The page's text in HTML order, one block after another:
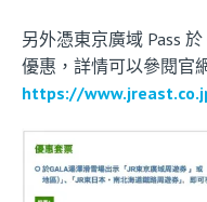
另外憑東京廣域 Pass
優惠，詳情可以參閱官
https://